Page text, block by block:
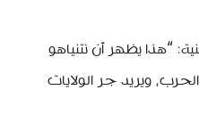
“هذا يظهر أن نتنياهو
ويريد جر الولايات